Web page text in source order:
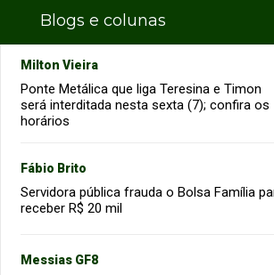
Blogs e colunas
Milton Vieira
Ponte Metálica que liga Teresina e Timon
será interditada nesta sexta (7); confira os
horários
Fábio Brito
Servidora pública frauda o Bolsa Família
receber R$ 20 mil
Messias GF8